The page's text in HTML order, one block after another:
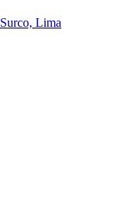
Surco, Lima